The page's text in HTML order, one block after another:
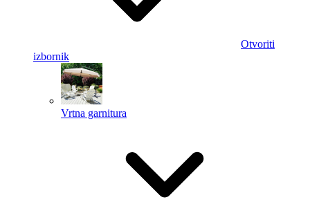
Otvoriti
izbornik
Vrtna garnitura